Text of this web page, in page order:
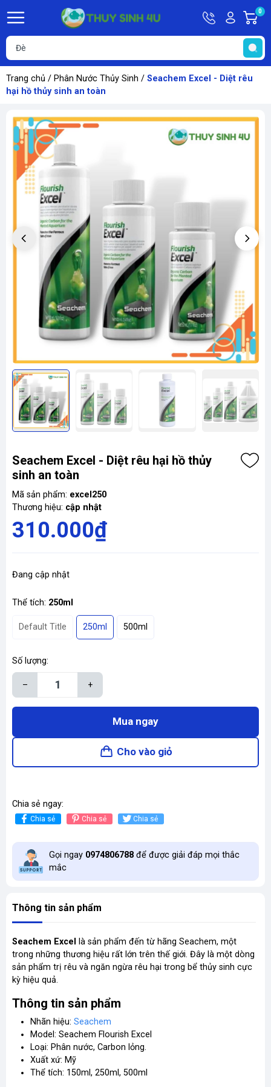
HotlineTài
khoản
Hello,
Khách
0
Trang chủ / Phân Nước Thủy Sinh / Seachem Excel - Diệt rêu
hại hồ thủy sinh an toàn
Seachem Excel - Diệt rêu hại hồ thủy
sinh an toàn
Mã sản phẩm: excel250
Thương hiệu: cập nhật
310.000₫
Đang cập nhật
Thể tích: 250ml
Default Title 250ml 500ml
Số lượng:
– +
Mua ngay
Cho vào giỏ
Chia sẻ ngay:
Chia sẻ Chia sẻ Chia sẻ
Gọi ngay 0974806788 để được giải đáp mọi thắc
mắc
Thông tin sản phẩm
Seachem Excel
là sản phẩm đến từ hãng Seachem, một
trong những thương hiệu rất lớn trên thế giới. Đây là một dòng
sản phẩm trị rêu và ngăn ngừa rêu hại trong bể thủy sinh cực
kỳ hiệu quả.
Thông tin sản phẩm
Nhãn hiệu: Seachem
Model: Seachem Flourish Excel
Loại: Phân nước, Carbon lỏng.
Xuất xứ: Mỹ
Thể tích: 150ml, 250ml, 500ml